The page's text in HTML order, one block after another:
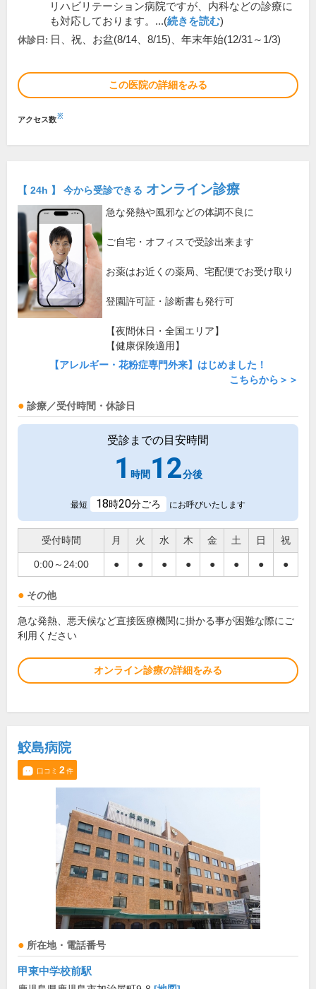
リハビリテーション病院ですが、内科などの診療に
も対応しております。...(続きを読む)
休診日: 日、祝、お盆(8/14、8/15)、年末年始(12/31～1/3)
この医院の詳細をみる
アクセス数※
【 24h 】 今から受診できる オンライン診療
急な発熱や風邪などの体調不良に
ご自宅・オフィスで受診出来ます
お薬はお近くの薬局、宅配便でお受け取り
登園許可証・診断書も発行可
【夜間休日・全国エリア】
【健康保険適用】
【アレルギー・花粉症専門外来】はじめました！
こちらから＞＞
診療／受付時間・休診日
受診までの目安時間
1 時間12分後
最短 18時20分ごろ にお呼びいたします
受付時間 月 火 水 木 金 土 日 祝
0:00～24:00 ● ● ● ● ● ● ● ●
その他
急な発熱、悪天候など直接医療機関に掛かる事が困難な際にご
利用ください
オンライン診療の詳細をみる
鮫島病院
口コミ 2件
所在地・電話番号
甲東中学校前駅